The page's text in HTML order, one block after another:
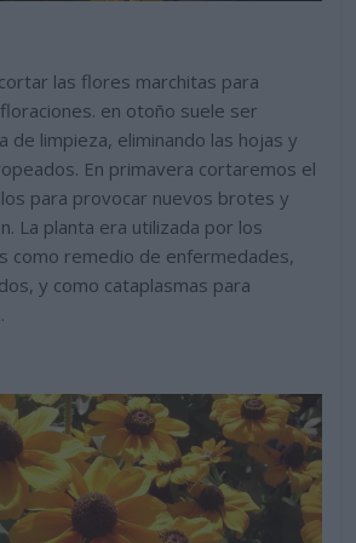
las flores marchitas para
en otoño suele ser
de limpieza, eliminando las hojas y
En primavera cortaremos el
para provocar nuevos brotes y
La planta era utilizada por los
como remedio de enfermedades,
y como cataplasmas para